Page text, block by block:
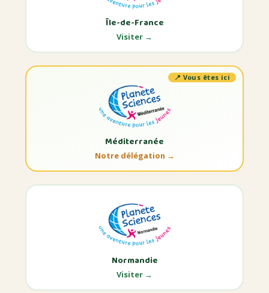
Île-de-France
Visiter →
Méditerranée
Notre délégation →
Normandie
Visiter →